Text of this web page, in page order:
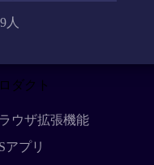
人
ダクト
ウザ拡張機能
アプリ